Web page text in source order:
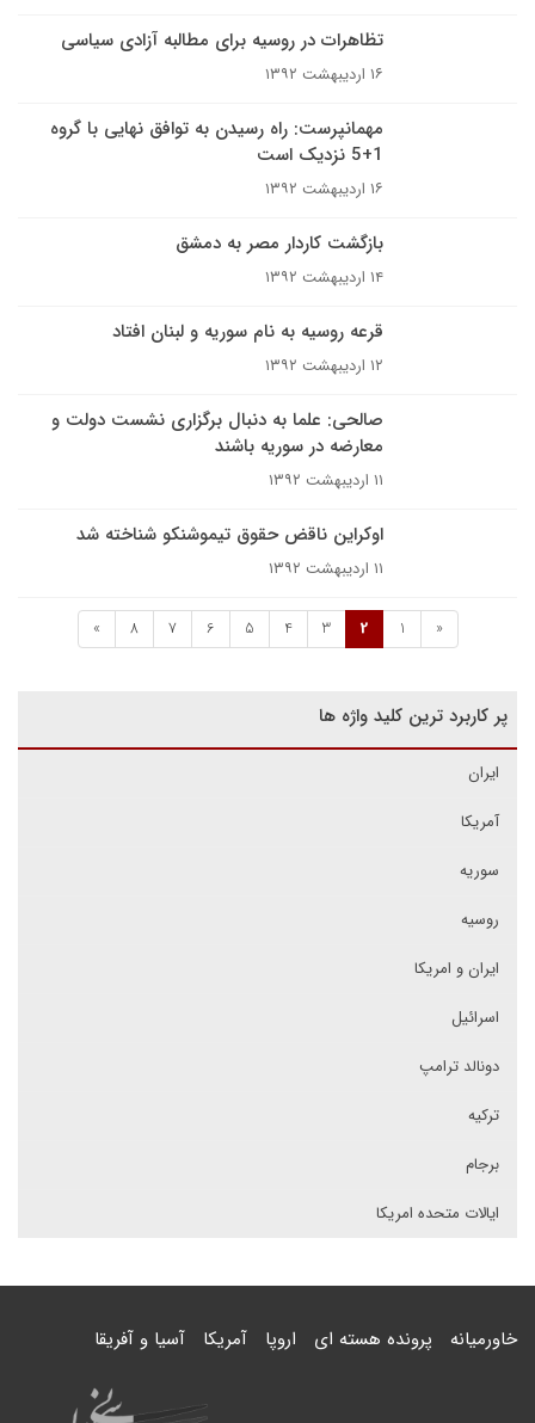
تظاهرات در روسیه برای مطالبه آزادی سیاسی
۱۶ اردیبهشت ۱۳۹۲
مهمانپرست: راه رسیدن به توافق نهایی با گروه
1+5 نزدیک است
۱۶ اردیبهشت ۱۳۹۲
بازگشت کاردار مصر به دمشق
۱۴ اردیبهشت ۱۳۹۲
قرعه روسیه به نام سوریه و لبنان افتاد
۱۲ اردیبهشت ۱۳۹۲
صالحی: علما به دنبال برگزاری نشست دولت و
معارضه در سوریه باشند
۱۱ اردیبهشت ۱۳۹۲
اوکراین ناقض حقوق تیموشنکو شناخته شد
۱۱ اردیبهشت ۱۳۹۲
«
1
2
3
4
5
6
7
8
»
پر کاربرد ترین کلید واژه ها
ایران
آمریکا
سوریه
روسیه
ایران و امریکا
اسرائیل
دونالد ترامپ
ترکیه
برجام
ایالات متحده امریکا
خاورمیانه پرونده هسته ای اروپا آمریکا آسیا و آفریقا